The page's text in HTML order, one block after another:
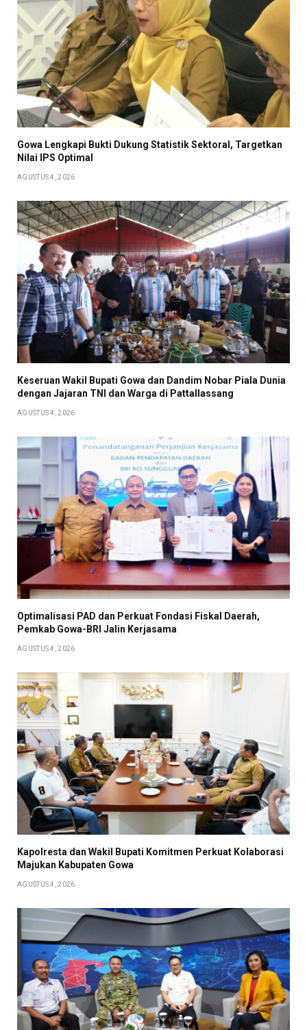
Gowa Lengkapi Bukti Dukung Statistik Sektoral, Targetkan
Nilai IPS Optimal
AGUSTUS 4, 2026
Keseruan Wakil Bupati Gowa dan Dandim Nobar Piala Dunia
dengan Jajaran TNI dan Warga di Pattallassang
AGUSTUS 4, 2026
Optimalisasi PAD dan Perkuat Fondasi Fiskal Daerah,
Pemkab Gowa-BRI Jalin Kerjasama
AGUSTUS 4, 2026
Kapolresta dan Wakil Bupati Komitmen Perkuat Kolaborasi
Majukan Kabupaten Gowa
AGUSTUS 4, 2026